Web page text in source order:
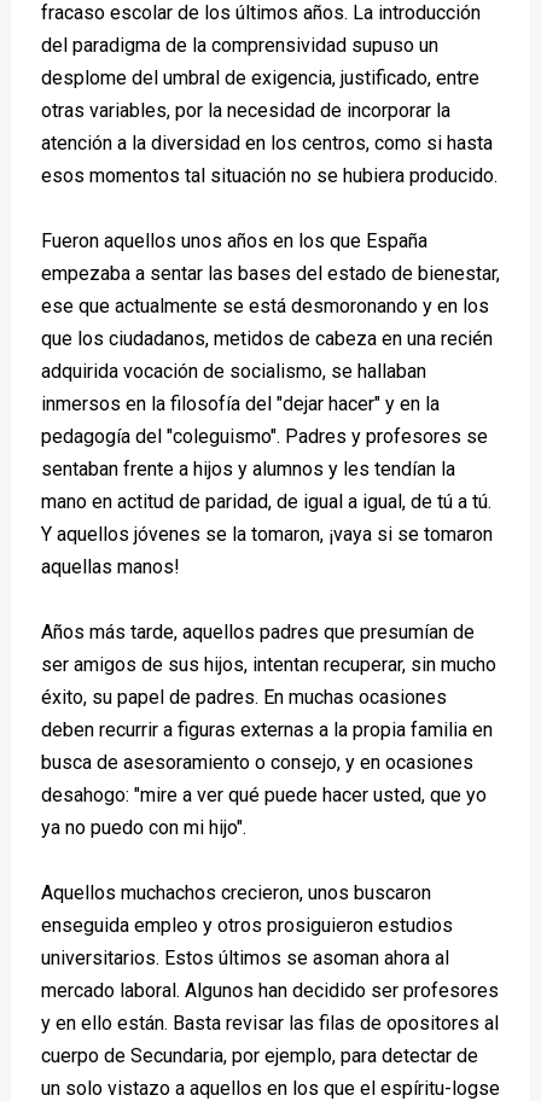
fracaso escolar de los últimos años. La introducción
del paradigma de la comprensividad supuso un
desplome del umbral de exigencia, justificado, entre
otras variables, por la necesidad de incorporar la
atención a la diversidad en los centros, como si hasta
esos momentos tal situación no se hubiera producido.
Fueron aquellos unos años en los que España
empezaba a sentar las bases del estado de bienestar,
ese que actualmente se está desmoronando y en los
que los ciudadanos, metidos de cabeza en una recién
adquirida vocación de socialismo, se hallaban
inmersos en la filosofía del "dejar hacer" y en la
pedagogía del "coleguismo". Padres y profesores se
sentaban frente a hijos y alumnos y les tendían la
mano en actitud de paridad, de igual a igual, de tú a tú.
Y aquellos jóvenes se la tomaron, ¡vaya si se tomaron
aquellas manos!
Años más tarde, aquellos padres que presumían de
ser amigos de sus hijos, intentan recuperar, sin mucho
éxito, su papel de padres. En muchas ocasiones
deben recurrir a figuras externas a la propia familia en
busca de asesoramiento o consejo, y en ocasiones
desahogo: "mire a ver qué puede hacer usted, que yo
ya no puedo con mi hijo".
Aquellos muchachos crecieron, unos buscaron
enseguida empleo y otros prosiguieron estudios
universitarios. Estos últimos se asoman ahora al
mercado laboral. Algunos han decidido ser profesores
y en ello están. Basta revisar las filas de opositores al
cuerpo de Secundaria, por ejemplo, para detectar de
un solo vistazo a aquellos en los que el espíritu-logse